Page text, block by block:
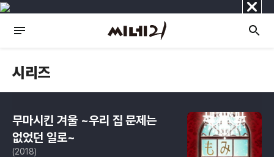
닫
기
시리즈
무마시킨 겨울 ~우리 집 문제는
없었던 일로~
(2018)